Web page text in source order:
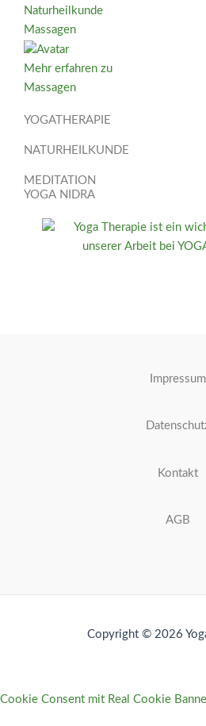
Naturheilkunde
Massagen
Mehr erfahren zu
Massagen
YOGATHERAPIE
NATURHEILKUNDE
MEDITATION
YOGA NIDRA
Impressum
Kontakt
AGB
Copyright © 2026
Cookie Consent mit Real Cookie